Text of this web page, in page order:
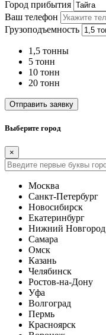
Город прибытия
Ваш телефон
Грузоподъемность
1,5 тонны
5 тонн
10 тонн
20 тонн
Отправить заявку
Выберите город
×
Москва
Санкт-Петербург
Новосибирск
Екатеринбург
Нижний Новгород
Самара
Омск
Казань
Челябинск
Ростов-на-Дону
Уфа
Волгоград
Пермь
Красноярск